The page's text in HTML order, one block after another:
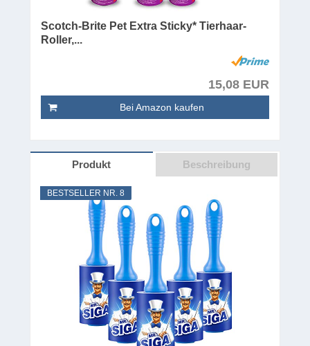
Scotch-Brite Pet Extra Sticky* Tierhaar-
Roller,...
15,08 EUR
Bei Amazon kaufen
Produkt Beschreibung
BESTSELLER NR. 8